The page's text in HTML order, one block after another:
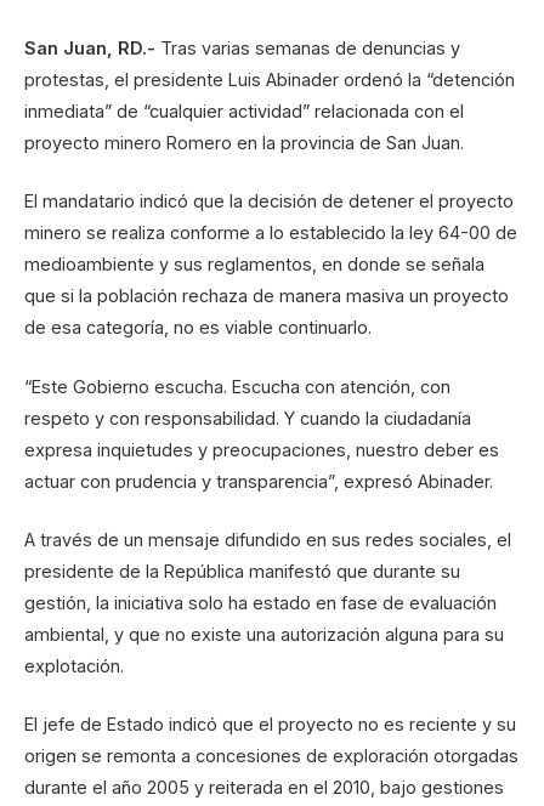
San Juan, RD.- Tras varias semanas de denuncias y
protestas, el presidente Luis Abinader ordenó la “detención
inmediata” de “cualquier actividad” relacionada con el
proyecto minero Romero en la provincia de San Juan.
El mandatario indicó que la decisión de detener el proyecto
minero se realiza conforme a lo establecido la ley 64-00 de
medioambiente y sus reglamentos, en donde se señala
que si la población rechaza de manera masiva un proyecto
de esa categoría, no es viable continuarlo.
“Este Gobierno escucha. Escucha con atención, con
respeto y con responsabilidad. Y cuando la ciudadanía
expresa inquietudes y preocupaciones, nuestro deber es
actuar con prudencia y transparencia”, expresó Abinader.
A través de un mensaje difundido en sus redes sociales, el
presidente de la República manifestó que durante su
gestión, la iniciativa solo ha estado en fase de evaluación
ambiental, y que no existe una autorización alguna para su
explotación.
El jefe de Estado indicó que el proyecto no es reciente y su
origen se remonta a concesiones de exploración otorgadas
durante el año 2005 y reiterada en el 2010, bajo gestiones